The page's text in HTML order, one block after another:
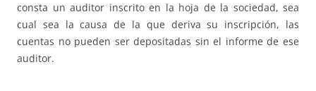
consta un auditor inscrito en la hoja de la sociedad, sea
cual sea la causa de la que deriva su inscripción, las
cuentas no pueden ser depositadas sin el informe de ese
auditor.